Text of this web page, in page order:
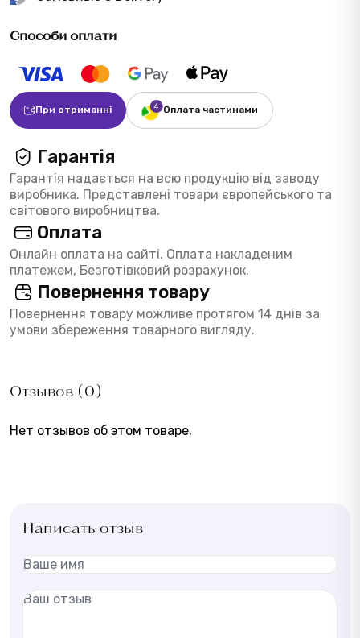
Способи оплати
При отриманні Оплата частинами
Гарантія
Гарантія надається на всю продукцію від заводу
виробника. Представлені товари європейського та
світового виробництва.
Оплата
Онлайн оплата на сайті. Оплата накладеним
платежем, Безготівковий розрахунок.
Повернення товару
Повернення товару можливе протягом 14 днів за
умови збереження товарного вигляду.
Отзывов (0)
Нет отзывов об этом товаре.
Написать отзыв